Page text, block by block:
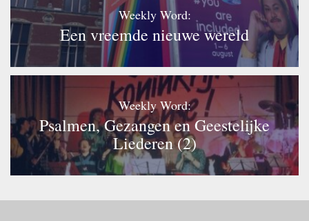
Weekly Word:
Een vreemde nieuwe wereld
Weekly Word:
Psalmen, Gezangen en Geestelijke
Liederen (2)